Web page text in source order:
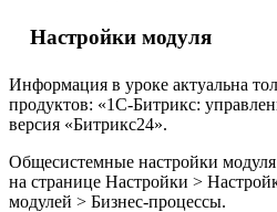
Настройки модуля
Информация в уроке актуальна
продуктов: «1С-Битрикс:
версия «Битрикс24».
Общесистемные настройки
на странице Настройки >
модулей > Бизнес-процессы.